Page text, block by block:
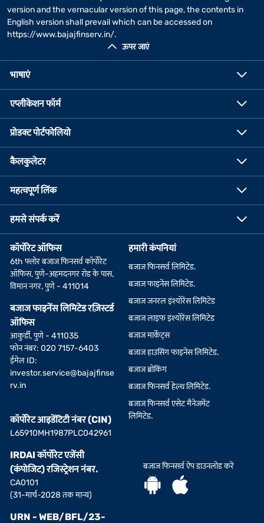
ऊपर जाएं
version and the vernacular version of this page, the contents in
English version shall prevail which can be accessed on
https://www.bajajfinserv.in/.
भाषाएं
एप्लीकेशन फॉर्म
प्रोडक्ट पोर्टफोलियो
कैलकुलेटर
महत्वपूर्ण लिंक
हमसे संपर्क करें
कॉर्पोरेट ऑफिस
6th फ्लोर बजाज फिनसर्व कॉर्पोरेट
ऑफिस, पुणे-अहमदनगर रोड के पास,
विमान नगर, पुणे - 411014
बजाज फाइनेंस लिमिटेड रज़िस्टर्ड
ऑफिस
आकुर्डी, पुणे - 411035
फोन नंबर: 020 7157-6403
ईमेल ID:
investor.service@bajajfinse
rv.in
कॉर्पोरेट आइडेंटिटी नंबर (CIN)
L65910MH1987PLC042961
IRDAI कॉर्पोरेट एजेंसी
(कंपोजिट) रजिस्ट्रेशन नंबर.
CA0101
(31-मार्च-2028 तक मान्य)
URN - WEB/BFL/23-
हमारी कंपनियां
बजाज फिनसर्व लिमिटेड.
बजाज फाइनेंस लिमिटेड.
बजाज जनरल इंश्योरेंस लिमिटेड
बजाज लाइफ इंश्योरेंस लिमिटेड
बजाज मार्केट्स
बजाज हाउसिंग फाइनेंस लिमिटेड.
बजाज ब्रोकिंग
बजाज फिनसर्व हेल्थ लिमिटेड.
बजाज फिनसर्व एसेट मैनेजमेंट
लिमिटेड.
बजाज फिनसर्व ऐप डाउनलोड करें